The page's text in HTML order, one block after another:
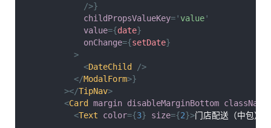
/>}
childPropsValueKey=' value'
value={date}
onChange={setDate}
>
<DateChild
/>
</ModalForm>}
></TipNav>
<Card margin disableMarginBottom className
<Text color={3} size={2}>门店配送（中包）：